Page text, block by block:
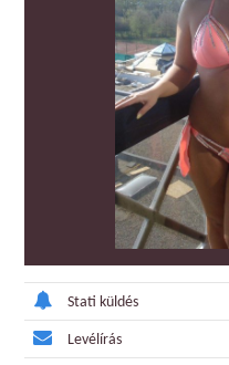
Stati küldés
Levélírás